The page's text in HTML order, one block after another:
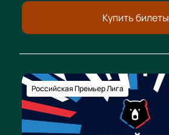
Купить билеты
Российская Премьер Лига